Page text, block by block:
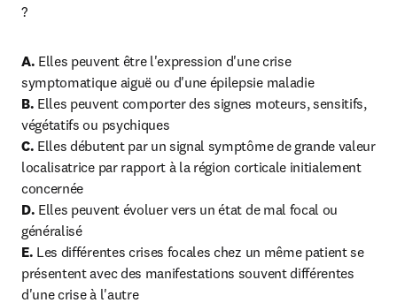
?
A. Elles peuvent être l'expression d'une crise
symptomatique aiguë ou d'une épilepsie maladie
B. Elles peuvent comporter des signes moteurs, sensitifs,
C. Elles débutent par un signal symptôme de grande valeur
localisatrice par rapport à la région corticale initialement
D. Elles peuvent évoluer vers un état de mal focal ou
généralisé
E. Les différentes crises focales chez un même patient se
présentent avec des manifestations souvent différentes
d'une crise à l'autre